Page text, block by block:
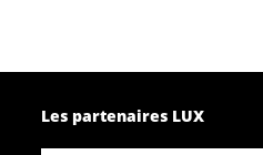
Les partenaires LUX